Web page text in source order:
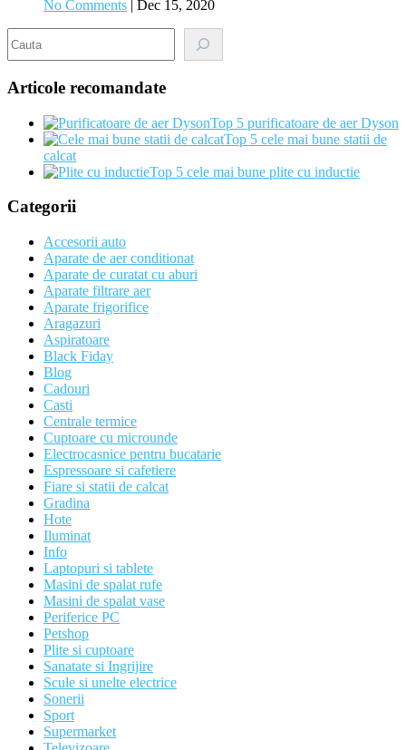
No Comments | Dec 15, 2020
Articole recomandate
Top 5 purificatoare de aer Dyson
Top 5 cele mai bune statii de
calcat
Top 5 cele mai bune plite cu inductie
Categorii
Accesorii auto
Aparate de aer conditionat
Aparate de curatat cu aburi
Aparate filtrare aer
Aparate frigorifice
Aragazuri
Aspiratoare
Black Fiday
Blog
Cadouri
Casti
Centrale termice
Cuptoare cu microunde
Electrocasnice pentru bucatarie
Espressoare si cafetiere
Fiare si statii de calcat
Gradina
Hote
Iluminat
Info
Laptopuri si tablete
Masini de spalat rufe
Masini de spalat vase
Periferice PC
Petshop
Plite si cuptoare
Sanatate si Ingrijire
Scule si unelte electrice
Sonerii
Sport
Supermarket